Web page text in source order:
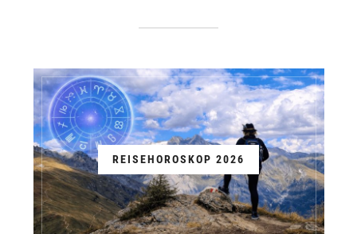
REISEHOROSKOP 2026